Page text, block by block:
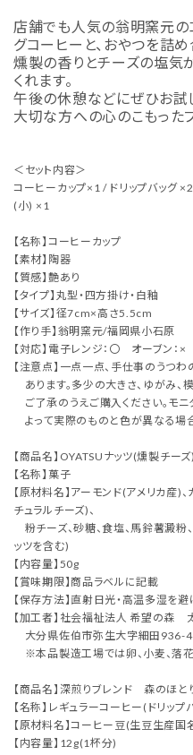
店舗でも人気の翁明窯元の
グコーヒーと、おやつを詰め
燻製の香りとチーズの塩気
くれます。
午後の休憩などにぜひお試
大切な方への心のこもった
＜セット内容＞
コーヒーカップ×1 / ドリップバッグ
(小) ×1
【名称】コーヒーカップ
【素材】陶器
【質感】艶あり
【タイプ】丸型・四方掛け・白釉
【サイズ】径7cm×高さ5.5cm
【作り手】翁明窯元/福岡県小石原
【対応】電子レンジ：〇 オーブン：
【注意点】一点一点、手仕事のうつ
あります。多少の大きさ、ゆがみ、
ご了承のうえご購入ください。モ
よって実際のものと色が異なる場
【商品名】OYATSUナッツ(燻製チーズ)
【名称】菓子
【原材料名】アーモンド(アメリカ産)
チュラルチーズ)、
粉チーズ、砂糖、食塩、馬鈴薯澱粉
ッツを含む)
【内容量】50g
【賞味期限】商品ラベルに記載
【保存方法】直射日光・高温多湿を避
【加工者】社会福祉法人 希望の
大分県佐伯市弥生大字細田936-4
※本品製造工場では卵、小麦、落花
【商品名】深煎りブレンド 森のほと
【名称】レギュラーコーヒー(ドリップ
【原材料名】コーヒー豆(生豆生産国
【内容量】12g(1杯分)